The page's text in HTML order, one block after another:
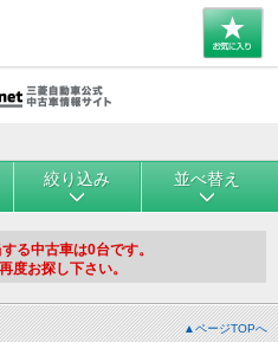
絞り込み 並べ替え
る中古車は0台です。
度お探し下さい。
▲ページTOPへ